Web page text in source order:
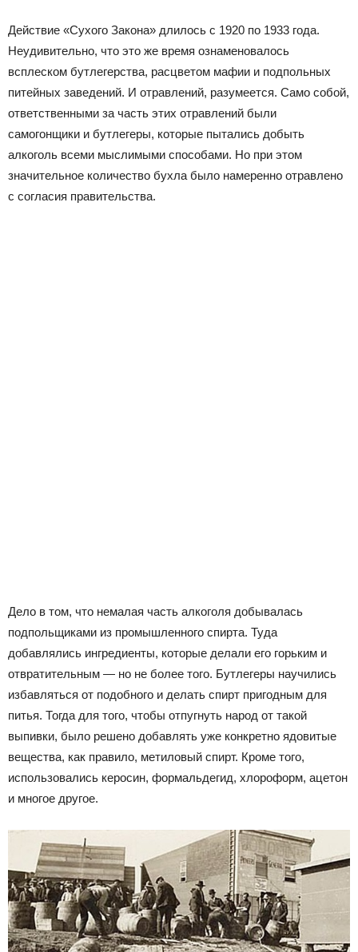
Действие «Сухого Закона» длилось с 1920 по 1933 года.
Неудивительно, что это же время ознаменовалось
всплеском бутлегерства, расцветом мафии и подпольных
питейных заведений. И отравлений, разумеется. Само собой,
ответственными за часть этих отравлений были
самогонщики и бутлегеры, которые пытались добыть
алкоголь всеми мыслимыми способами. Но при этом
значительное количество бухла было намеренно отравлено
с согласия правительства.
Дело в том, что немалая часть алкоголя добывалась
подпольщиками из промышленного спирта. Туда
добавлялись ингредиенты, которые делали его горьким и
отвратительным — но не более того. Бутлегеры научились
избавляться от подобного и делать спирт пригодным для
питья. Тогда для того, чтобы отпугнуть народ от такой
выпивки, было решено добавлять уже конкретно ядовитые
вещества, как правило, метиловый спирт. Кроме того,
использовались керосин, формальдегид, хлороформ, ацетон
и многое другое.